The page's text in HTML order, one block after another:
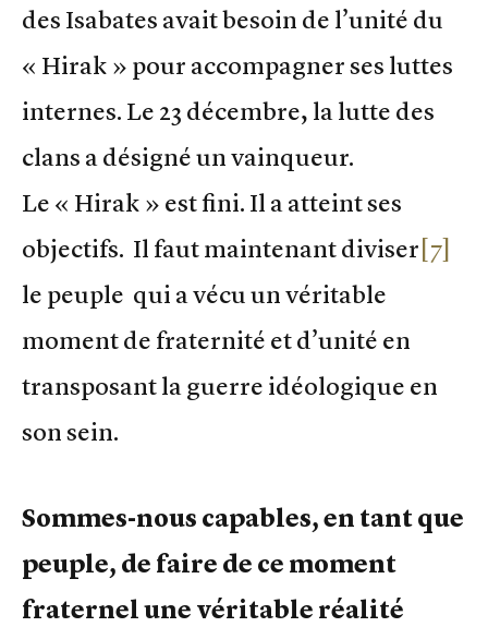
des Isabates avait besoin de l’unité du
« Hirak » pour accompagner ses luttes
internes. Le 23 décembre, la lutte des
clans a désigné un vainqueur.
Le « Hirak » est fini. Il a atteint ses
objectifs. Il faut maintenant diviser [7]
le peuple qui a vécu un véritable
moment de fraternité et d’unité en
transposant la guerre idéologique en
son sein.
Sommes-nous capables, en tant que
peuple, de faire de ce moment
fraternel une véritable réalité